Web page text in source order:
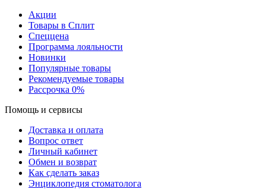
Акции
Товары в Сплит
Спеццена
Программа лояльности
Новинки
Популярные товары
Рекомендуемые товары
Рассрочка 0%
Помощь и сервисы
Доставка и оплата
Вопрос ответ
Личный кабинет
Обмен и возврат
Как сделать заказ
Энциклопедия стоматолога